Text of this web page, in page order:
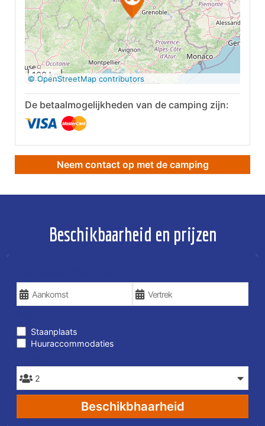
Op Google Maps
bekijken
100 km
© OpenStreetMap contributors
De betaalmogelijkheden van de camping zijn:
Neem contact op met de camping
Beschikbaarheid en prijzen
Staanplaats
Huuraccommodaties
Beschikbhaarheid